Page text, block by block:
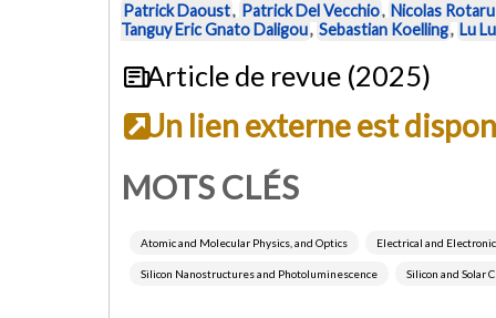
Patrick Daoust, Patrick Del Vecchio, Nicolas Rotaru
Tanguy Eric Gnato Daligou, Sebastian Koelling, Lu
Article de revue (2025)
Un lien externe est
MOTS CLÉS
Atomic and Molecular Physics, and Optics Electrical and
Silicon Nanostructures and Photoluminescence Silicon and Solar